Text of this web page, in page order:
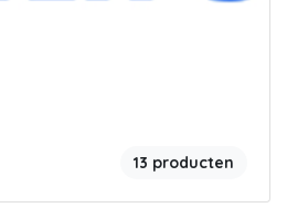
13 producten